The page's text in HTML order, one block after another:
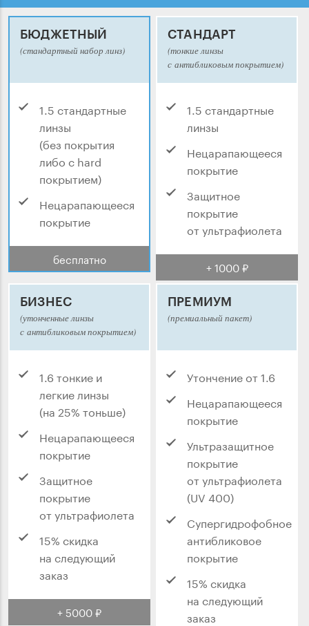
БЮДЖЕТНЫЙ
(стандартный набор линз)
1.5 стандартные
линзы
(без покрытия
либо с hard
покрытием)
Нецарапающееся
покрытие
бесплатно
СТАНДАРТ
(тонкие линзы
с антибликовым покрытием)
1.5 стандартные
линзы
Нецарапающееся
покрытие
Защитное
покрытие
от ультрафиолета
+ 1000 ₽
БИЗНЕС
(утонченные линзы
с антибликовым покрытием)
1.6 тонкие и
легкие линзы
(на 25% тоньше)
Нецарапающееся
покрытие
Защитное
покрытие
от ультрафиолета
15% скидка
на следующий
заказ
+ 5000 ₽
ПРЕМИУМ
(премиальный пакет)
Утончение от 1.6
Нецарапающееся
покрытие
Ультразащитное
покрытие
от ультрафиолета
(UV 400)
Супергидрофобное
антибликовое
покрытие
15% скидка
на следующий
заказ